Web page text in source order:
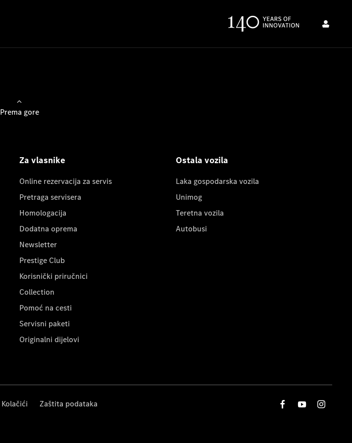
Prema gore
Za vlasnike
Online rezervacija za servis
Pretraga servisera
Homologacija
Dodatna oprema
Newsletter
Prestige Club
Korisnički priručnici
Collection
Pomoć na cesti
Servisni paketi
Originalni dijelovi
Ostala vozila
Laka gospodarska vozila
Unimog
Teretna vozila
Autobusi
Kolačići Zaštita podataka